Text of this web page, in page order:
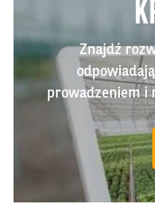
Znajdź
prowadzeniem i